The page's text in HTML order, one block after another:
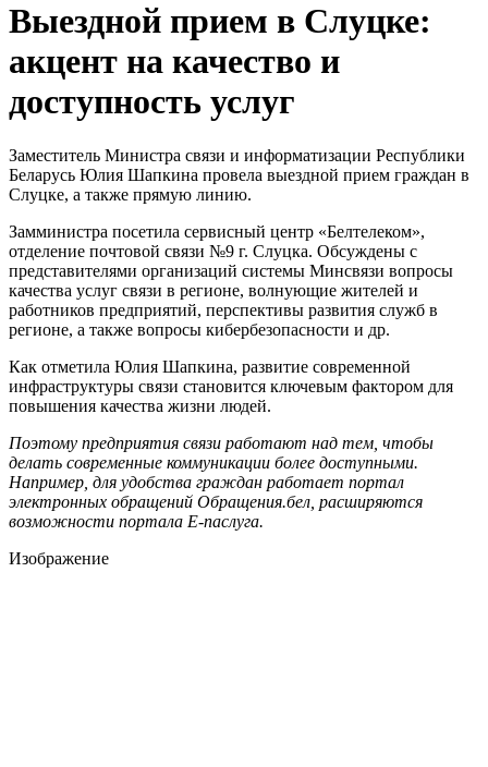
Выездной прием в Слуцке:
акцент на качество и
доступность услуг
Заместитель Министра связи и информатизации Республики
Беларусь Юлия Шапкина провела выездной прием граждан в
Слуцке, а также прямую линию.
Замминистра посетила сервисный центр «Белтелеком»,
отделение почтовой связи №9 г. Слуцка. Обсуждены с
представителями организаций системы Минсвязи вопросы
качества услуг связи в регионе, волнующие жителей и
работников предприятий, перспективы развития служб в
регионе, а также вопросы кибербезопасности и др.
Как отметила Юлия Шапкина, развитие современной
инфраструктуры связи становится ключевым фактором для
повышения качества жизни людей.
Поэтому предприятия связи работают над тем, чтобы
делать современные коммуникации более доступными.
Например, для удобства граждан работает портал
электронных обращений Обращения.бел, расширяются
возможности портала Е-паслуга.
Изображение